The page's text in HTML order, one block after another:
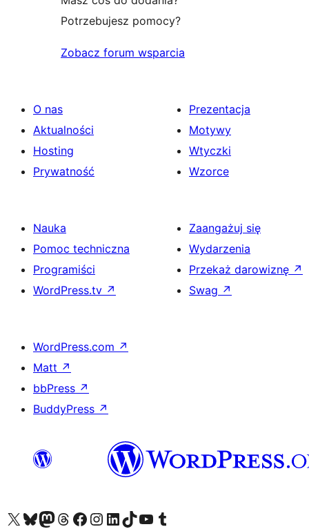
Potrzebujesz pomocy?
Zobacz forum wsparcia
O nas
Aktualności
Hosting
Prywatność
Prezentacja
Motywy
Wtyczki
Wzorce
Nauka
Pomoc techniczna
Programiści
WordPress.tv ↗
Zaangażuj się
Wydarzenia
Przekaż darowiznę ↗
Swag ↗
WordPress.com ↗
Matt ↗
bbPress ↗
BuddyPress ↗
Odwiedź nasze konto X (dawniej Twitter)
Odwiedź nasze konto Bluesky
Odwiedź nasze konto na Mastodoncie
Odwiedź naszego Threadsa
Odwiedź naszego Facebooka
Odwiedź nasze konto na Instagramie
Odwiedź nasze konto na LinkedIn
Odwiedź naszego TikToka
Odwiedź nasz kanał YouTube
Odwiedź naszego Tumblra